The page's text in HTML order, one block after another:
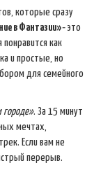
которые сразу
в Фантазии»‑ это
как
и простые, но
для семейного
городе». За 15 минут
мечтах,
Если вам не
перерыв.